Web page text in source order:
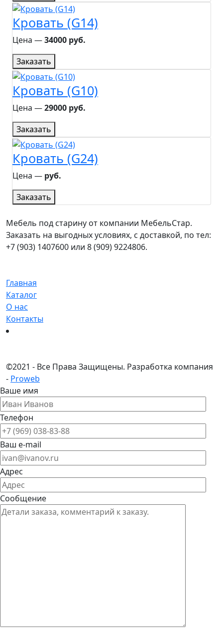
Кровать (G14)
Цена ―34000 руб.
Заказать
Кровать (G10)
Цена ―29000 руб.
Заказать
Кровать (G24)
Цена ― руб.
Заказать
Мебель под старину от компании МебельСтар.
Заказать на выгодных условиях, с доставкой, по тел:
+7 (903) 1407600 или 8 (909) 9224806.
Главная
Каталог
О нас
Контакты
©2021 - Все Права Защищены. Разработка компания
- Proweb
Ваше имя
Телефон
Ваш e-mail
Адрес
Сообщение